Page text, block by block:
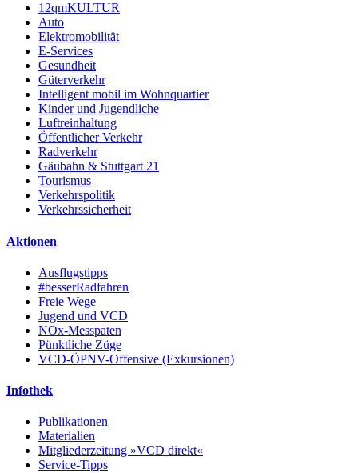
12qmKULTUR
Auto
Elektromobilität
E-Services
Gesundheit
Güterverkehr
Intelligent mobil im Wohnquartier
Kinder und Jugendliche
Luftreinhaltung
Öffentlicher Verkehr
Radverkehr
Gäubahn & Stuttgart 21
Tourismus
Verkehrspolitik
Verkehrssicherheit
Aktionen
Ausflugstipps
#besserRadfahren
Freie Wege
Jugend und VCD
NOx-Messpaten
Pünktliche Züge
VCD-ÖPNV-Offensive (Exkursionen)
Infothek
Publikationen
Materialien
Mitgliederzeitung »VCD direkt«
Service-Tipps